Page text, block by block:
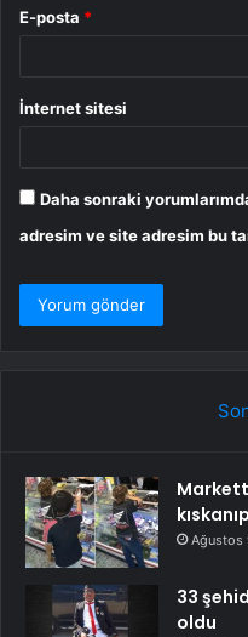
E-posta *
İnternet sitesi
Daha sonraki
adresim ve site adresim bu
Ağustos
33
oldu